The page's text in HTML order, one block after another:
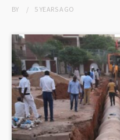
BY 5 YEARSAGO